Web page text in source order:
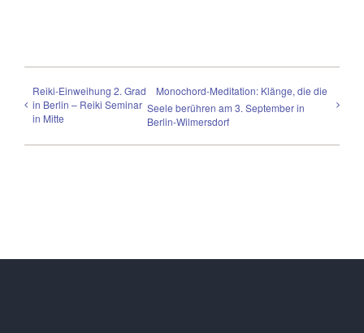
Reiki-Einweihung 2. Grad
in Berlin – Reiki Seminar
in Mitte
Monochord-Meditation: Klänge, die die
Seele berühren am 3. September in
Berlin-Wilmersdorf